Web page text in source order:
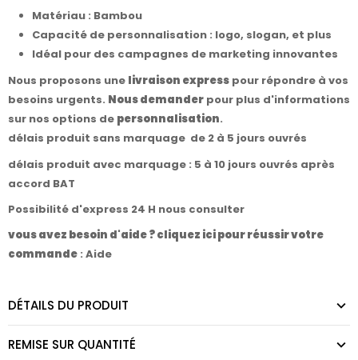
Matériau : Bambou
Capacité de personnalisation : logo, slogan, et plus
Idéal pour des campagnes de marketing innovantes
Nous proposons une livraison express pour répondre à vos
besoins urgents. Nous demander pour plus d'informations
sur nos options de personnalisation.
délais produit sans marquage de 2 à 5 jours ouvrés
délais produit avec marquage : 5 à 10 jours ouvrés après
accord BAT
Possibilité d'express 24 H nous consulter
vous avez besoin d'aide ? cliquez ici pour réussir votre
commande : Aide
DÉTAILS DU PRODUIT
REMISE SUR QUANTITÉ